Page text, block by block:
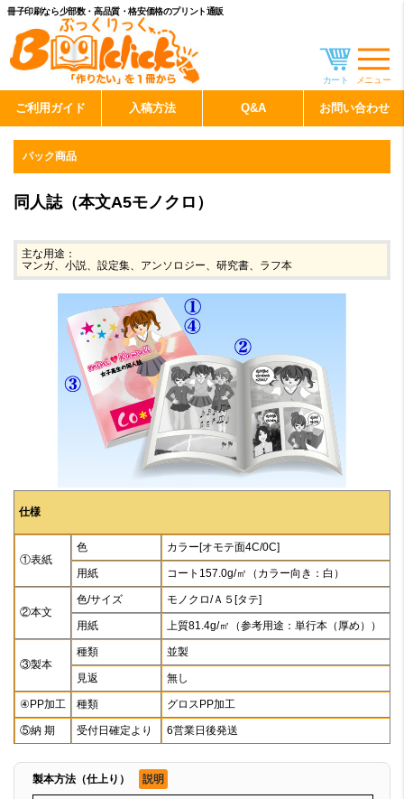
冊子印刷なら少部数・高品質・格安価格のプリント通販
カート メニュー
ご利用ガイド 入稿方法 Q&A お問い合わせ
パック商品
同人誌（本文A5モノクロ）
主な用途：
マンガ、小説、設定集、アンソロジー、研究書、ラフ本
仕様
①表紙
色 カラー[オモテ面4C/0C]
用紙 コート157.0g/㎡（カラー向き：白）
②本文
色/サイズ モノクロ/Ａ５[タテ]
用紙 上質81.4g/㎡（参考用途：単行本（厚め））
③製本
種類 並製
見返 無し
④PP加工 種類 グロスPP加工
⑤納 期 受付日確定より 6営業日後発送
製本方法（仕上り） 説明